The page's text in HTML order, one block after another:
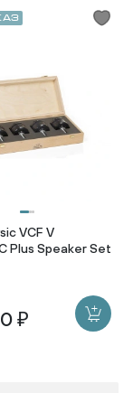
VCF V
Plus Speaker Set
₽